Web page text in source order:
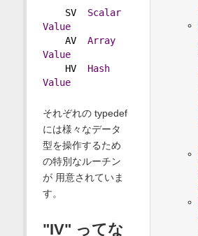
SV Scalar
Value
AV Array
Value
HV Hash
Value
それぞれの typedef
には様々なデータ
型を操作するため
の特別なルーチン
が 用意されていま
す。
"IV" ってな